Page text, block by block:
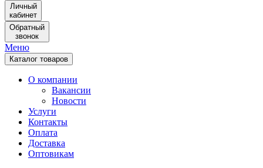
Личный
кабинет
Обратный
звонок
Меню
Каталог товаров
О компании
Вакансии
Новости
Услуги
Контакты
Оплата
Доставка
Оптовикам